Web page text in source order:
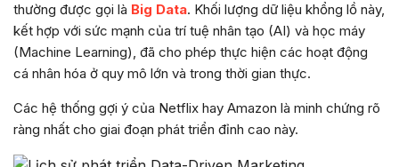
thường được gọi là Big Data. Khối lượng dữ liệu khổng lồ này,
kết hợp với sức mạnh của trí tuệ nhân tạo (AI) và học máy
(Machine Learning), đã cho phép thực hiện các hoạt động
cá nhân hóa ở quy mô lớn và trong thời gian thực.
Các hệ thống gợi ý của Netflix hay Amazon là minh chứng rõ
ràng nhất cho giai đoạn phát triển đỉnh cao này.